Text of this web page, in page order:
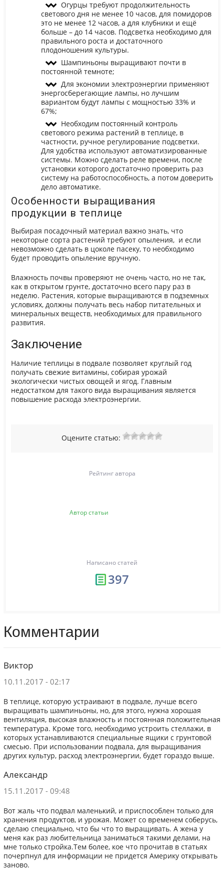
Огурцы требуют продолжительность
светового дня не менее 10 часов, для помидоров
это не менее 12 часов, а для клубники и ещё
больше – до 14 часов. Подсветка необходимо для
правильного роста и достаточного
плодоношения культуры.
Шампиньоны выращивают почти в
постоянной темноте;
Для экономии электроэнергии применяют
энергосберегающие лампы, но лучшим
вариантом будут лампы с мощностью 33% и
67%;
Необходим постоянный контроль
светового режима растений в теплице, в
частности, ручное регулирование подсветки.
Для удобства используют автоматизированные
системы. Можно сделать реле времени, после
установки которого достаточно проверить раз
систему на работоспособность, а потом доверить
дело автоматике.
Особенности выращивания
продукции в теплице
Выбирая посадочный материал важно знать, что
некоторые сорта растений требуют опыления, и если
невозможно сделать в цоколе пасеку, то необходимо
будет проводить опыление вручную.
Влажность почвы проверяют не очень часто, но не так,
как в открытом грунте, достаточно всего пару раз в
неделю. Растения, которые выращиваются в подземных
условиях, должны получать весь набор питательных и
минеральных веществ, необходимых для правильного
развития.
Заключение
Наличие теплицы в подвале позволяет круглый год
получать свежие витамины, собирая урожай
экологически чистых овощей и ягод. Главным
недостатком для такого вида выращивания является
повышение расхода электроэнергии.
Оцените статью:
Рейтинг автора
Автор статьи
Написано статей
397
Комментарии
Виктор
10.11.2017 - 02:17
В теплице, которую устраивают в подвале, лучше всего
выращивать шампиньоны, но, для этого, нужна хорошая
вентиляция, высокая влажность и постоянная положительная
температура. Кроме того, необходимо устроить стеллажи, в
которых устанавливаются специальные ящики с грунтовой
смесью. При использовании подвала, для выращивания
других культур, расход электроэнергии, будет гораздо выше.
Александр
15.11.2017 - 09:48
Вот жаль что подвал маленький, и приспособлен только для
хранения продуктов, и урожая. Может со временем соберусь,
сделаю специально, что бы что то выращивать. А жена у
меня как раз любительница заниматься такими делами, на
мне только стройка.Тем более, кое что прочитав в статьях
почерпнул для информации не придется Америку открывать
заново.